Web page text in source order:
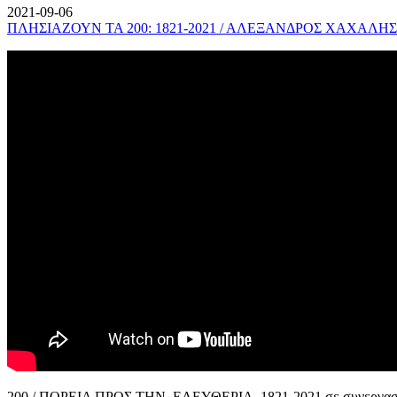
2021-09-06
ΠΛΗΣΙΑΖΟΥΝ ΤΑ 200: 1821-2021 / ΑΛΕΞΑΝΔΡΟΣ ΧΑΧΑΛΗΣ